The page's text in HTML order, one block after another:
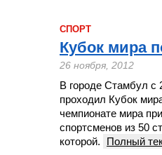
СПОРТ
Кубок мира
26 ноября, 2012
В городе Стамбул с
проходил Кубок
чемпионате мира
спортсменов из 50
которой.
Полный